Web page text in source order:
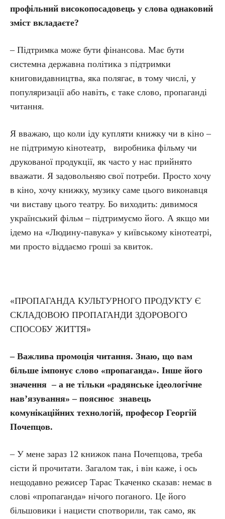
профільний високопосадовець у слова однаковий
зміст вкладаєте?
– Підтримка може бути фінансова. Має бути
системна державна політика з підтримки
книговидавництва, яка полягає, в тому числі, у
популяризації або навіть, є таке слово, пропаганді
читання.
Я вважаю, що коли іду купляти книжку чи в кіно –
не підтримую кінотеатр, виробника фільму чи
друкованої продукції, як часто у нас прийнято
вважати. Я задовольняю свої потреби. Просто хочу
в кіно, хочу книжку, музику саме цього виконавця
чи виставу цього театру. Бо виходить: дивимося
український фільм – підтримуємо його. А якщо ми
ідемо на «Людину-павука» у київському кінотеатрі,
ми просто віддаємо гроші за квиток.
«ПРОПАГАНДА КУЛЬТУРНОГО ПРОДУКТУ Є
СКЛАДОВОЮ ПРОПАГАНДИ ЗДОРОВОГО
СПОСОБУ ЖИТТЯ»
– Важлива промоція читання. Знаю, що вам
більше імпонує слово «пропаганда». Інше його
значення – а не тільки «радянське ідеологічне
нав’язування» – пояснює знавець
комунікаційних технологій, професор Георгій
Почепцов.
– У мене зараз 12 книжок пана Почепцова, треба
сісти й прочитати. Загалом так, і він каже, і ось
нещодавно режисер Тарас Ткаченко сказав: немає в
слові «пропаганда» нічого поганого. Це його
більшовики і нацисти спотворили, так само, як